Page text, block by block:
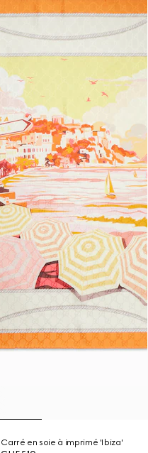
Carré en soie à imprimé 'Ibiza'